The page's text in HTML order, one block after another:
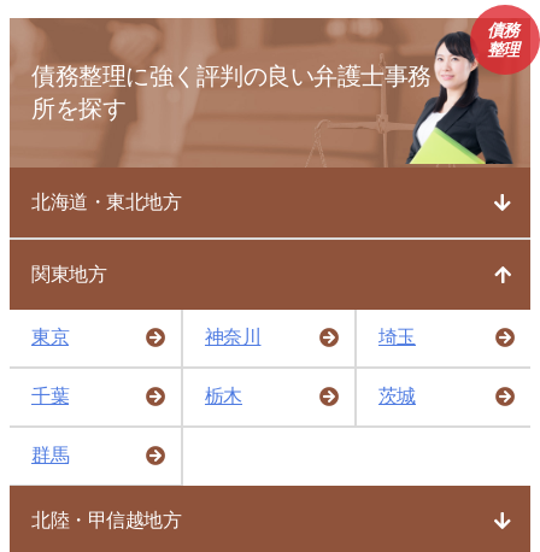
債務整理に強く評判の良い弁護士事務
所を探す
債務
整理
北海道・東北地方
関東地方
東京 神奈川 埼玉
千葉 栃木 茨城
群馬
北陸・甲信越地方